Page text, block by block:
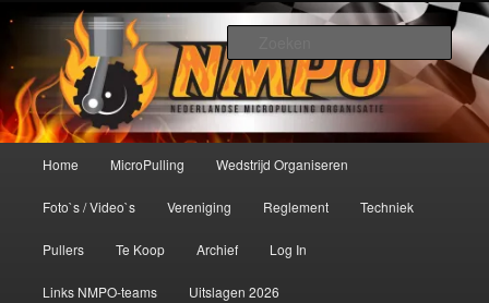
primaire
inhoudNederlandse MicroPulling
Organisatie
De meest krachtige modelbouwsport ter wereld!
Home MicroPulling Wedstrijd Organiseren
Foto`s / Video`s Vereniging Reglement Techniek
Pullers Te Koop Archief Log In
Links NMPO-teams Uitslagen 2026